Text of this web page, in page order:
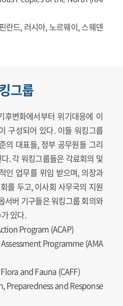
란드, 러시아, 노르웨이, 스웨덴
그룹
후변화에서부터 위기대응에 이
구성되어 있다. 이들 워킹그룹
의 대표들, 정부 공무원들 그리
. 각 워킹그룹들은 각료회의 및
인 업무를 위임 받으며, 의장과
를 두고, 이사회 사무국의 지원
서버 기구들은 워킹그룹 회의와
있다.
Program (ACAP)
Programme (AMA
and Fauna (CAFF)
Preparedness and Response